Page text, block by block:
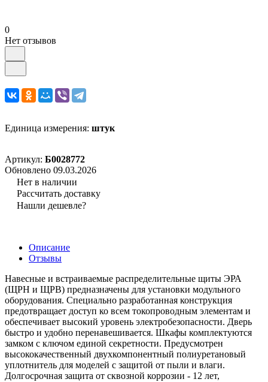
0
Нет отзывов
Единица измерения: штук
Артикул: Б0028772
Обновлено 09.03.2026
Нет в наличии
Рассчитать доставку
Нашли дешевле?
Описание
Отзывы
Навесные и встраиваемые распределительные щиты ЭРА
(ЩРН и ЩРВ) предназначены для установки модульного
оборудования. Специально разработанная конструкция
предотвращает доступ ко всем токопроводным элементам и
обеспечивает высокий уровень электробезопасности. Дверь
быстро и удобно перенавешивается. Шкафы комплектуются
замком с ключом единой секретности. Предусмотрен
высококачественный двухкомпонентный полиуретановый
уплотнитель для моделей с защитой от пыли и влаги.
Долгосрочная защита от сквозной коррозии - 12 лет,